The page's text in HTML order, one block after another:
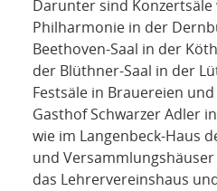
Darunter sind
Philharmonie in der
Beethoven-Saal in der
der Blüthner-Saal in der
Festsäle in Brauereien
Gasthof Schwarzer Adler
wie im Langenbeck-Haus
und
das Lehrervereinshaus